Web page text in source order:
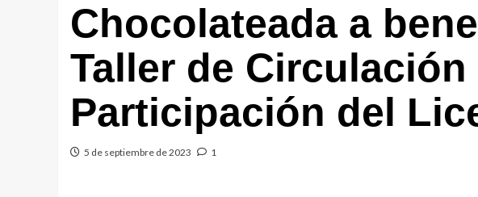
Chocolateada a
Taller de
Participación del
5 de septiembre de 2023 1